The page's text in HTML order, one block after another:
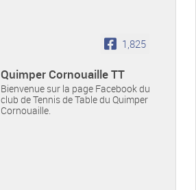
1,825
Quimper Cornouaille TT
Bienvenue sur la page Facebook du
club de Tennis de Table du Quimper
Cornouaille.